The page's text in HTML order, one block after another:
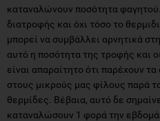
καταναλώνουν ποσότητα
διατροφής και όχι τόσο το
μπορεί να συμβάλλει αρνητικά
αυτό η ποσότητα της τροφής και
είναι απαραίτητο ότι παρέχουν
στους μικρούς μας φίλους παρά
θερμίδες. Βέβαια, αυτό δε
καταναλώσουν 1 φορά την